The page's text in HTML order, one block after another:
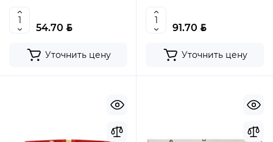
54.70 BYN
Уточнить цену
91.70 BYN
Уточнить цену